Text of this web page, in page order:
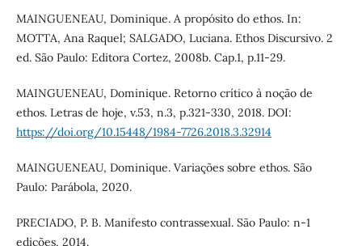
MAINGUENEAU, Dominique. A propósito do ethos. In:
MOTTA, Ana Raquel; SALGADO, Luciana. Ethos Discursivo. 2
ed. São Paulo: Editora Cortez, 2008b. Cap.1, p.11-29.
MAINGUENEAU, Dominique. Retorno crítico à noção de
ethos. Letras de hoje, v.53, n.3, p.321-330, 2018. DOI:
https://doi.org/10.15448/1984-7726.2018.3.32914
MAINGUENEAU, Dominique. Variações sobre ethos. São
Paulo: Parábola, 2020.
PRECIADO, P. B. Manifesto contrassexual. São Paulo: n-1
edições, 2014.